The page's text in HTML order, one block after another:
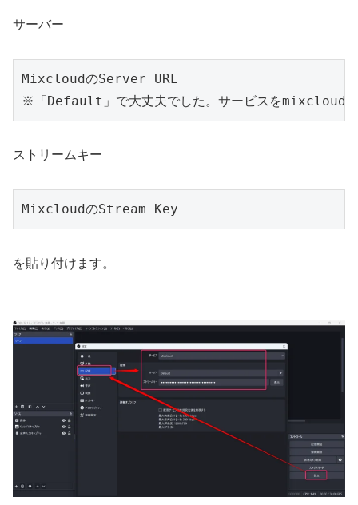
サーバー
MixcloudのServer URL
※「Default」で大丈夫でした。サービスをmixcloudに
ストリームキー
MixcloudのStream Key
を貼り付けます。